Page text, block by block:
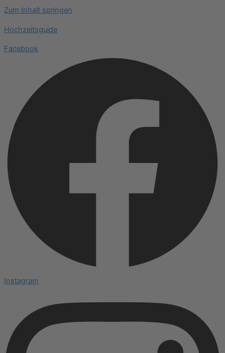
Zum Inhalt springen
Hochzeitsguide
Facebook
Instagram